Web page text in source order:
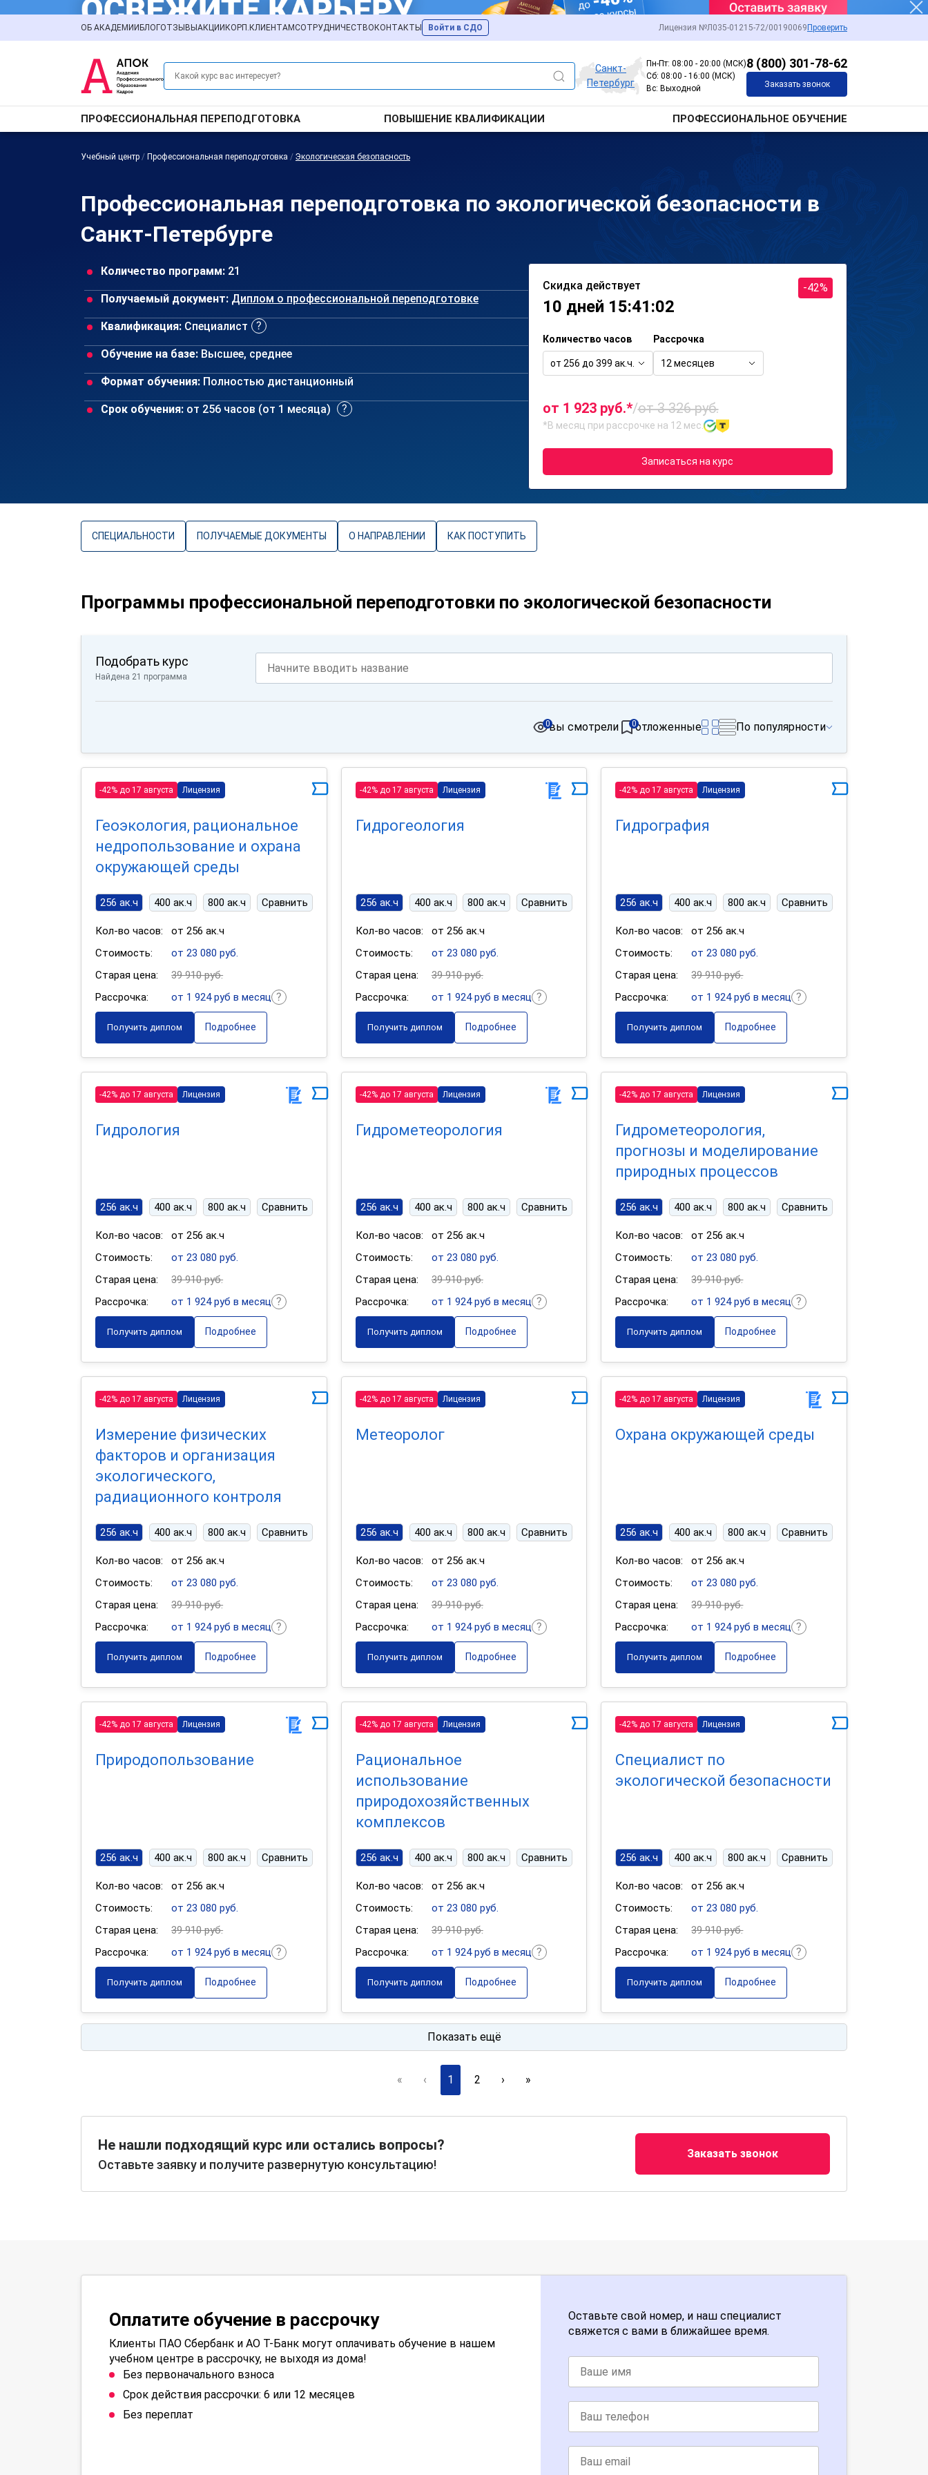
ОБ АКАДЕМИИ БЛОГОТЗЫВЫ АКЦИИ КОРП.КЛИЕНТАМСОТРУДНИЧЕСТВО КОНТАКТЫ Войти в СДО Лицензия №Л035-01215-72/00190069 Проверить
Санкт-
Петербург
Пн-Пт: 08:00 - 20:00 (МСК)
Сб: 08:00 - 16:00 (МСК)
Вс: Выходной
8 (800) 301-78-62
Заказать звонок
ПРОФЕССИОНАЛЬНАЯ ПЕРЕПОДГОТОВКА ПОВЫШЕНИЕ КВАЛИФИКАЦИИ ПРОФЕССИОНАЛЬНОЕ ОБУЧЕНИЕ
Учебный центр / Профессиональная переподготовка / Экологическая безопасность
Профессиональная переподготовка по экологической безопасности в
Санкт-Петербурге
Количество программ: 21
Получаемый документ: Диплом о профессиональной переподготовке
Квалификация: Специалист
Обучение на базе: Высшее, среднее
Формат обучения: Полностью дистанционный
Срок обучения: от 256 часов (от 1 месяца)
Скидка действует
10 дней 15:41:02
-42%
Количество часов
от 256 до 399 ак.ч.
Рассрочка
12 месяцев
от 1 923 руб.*/от 3 326 руб.
*В месяц при рассрочке на 12 мес.
Записаться на курс
СПЕЦИАЛЬНОСТИ ПОЛУЧАЕМЫЕ ДОКУМЕНТЫ О НАПРАВЛЕНИИ КАК ПОСТУПИТЬ
Программы профессиональной переподготовки по экологической безопасности
Подобрать курс
Найдена 21 программа
вы смотрели
0 отложенные
0 По популярности
-42% до 17 августа Лицензия
Геоэкология, рациональное
недропользование и охрана
окружающей среды
256 ак.ч 400 ак.ч 800 ак.ч Сравнить
Кол-во часов:
от 256 ак.ч
Стоимость:
от 23 080 руб.
Старая цена:
39 910 руб.
Рассрочка:
от 1 924 руб в месяц
Получить диплом Подробнее
-42% до 17 августа Лицензия
Гидрогеология
256 ак.ч 400 ак.ч 800 ак.ч Сравнить
Кол-во часов:
от 256 ак.ч
Стоимость:
от 23 080 руб.
Старая цена:
39 910 руб.
Рассрочка:
от 1 924 руб в месяц
Получить диплом Подробнее
-42% до 17 августа Лицензия
Гидрография
256 ак.ч 400 ак.ч 800 ак.ч Сравнить
Кол-во часов:
от 256 ак.ч
Стоимость:
от 23 080 руб.
Старая цена:
39 910 руб.
Рассрочка:
от 1 924 руб в месяц
Получить диплом Подробнее
-42% до 17 августа Лицензия
Гидрология
256 ак.ч 400 ак.ч 800 ак.ч Сравнить
Кол-во часов:
от 256 ак.ч
Стоимость:
от 23 080 руб.
Старая цена:
39 910 руб.
Рассрочка:
от 1 924 руб в месяц
Получить диплом Подробнее
-42% до 17 августа Лицензия
Гидрометеорология
256 ак.ч 400 ак.ч 800 ак.ч Сравнить
Кол-во часов:
от 256 ак.ч
Стоимость:
от 23 080 руб.
Старая цена:
39 910 руб.
Рассрочка:
от 1 924 руб в месяц
Получить диплом Подробнее
-42% до 17 августа Лицензия
Гидрометеорология,
прогнозы и моделирование
природных процессов
256 ак.ч 400 ак.ч 800 ак.ч Сравнить
Кол-во часов:
от 256 ак.ч
Стоимость:
от 23 080 руб.
Старая цена:
39 910 руб.
Рассрочка:
от 1 924 руб в месяц
Получить диплом Подробнее
-42% до 17 августа Лицензия
Измерение физических
факторов и организация
экологического,
радиационного контроля
256 ак.ч 400 ак.ч 800 ак.ч Сравнить
Кол-во часов:
от 256 ак.ч
Стоимость:
от 23 080 руб.
Старая цена:
39 910 руб.
Рассрочка:
от 1 924 руб в месяц
Получить диплом Подробнее
-42% до 17 августа Лицензия
Метеоролог
256 ак.ч 400 ак.ч 800 ак.ч Сравнить
Кол-во часов:
от 256 ак.ч
Стоимость:
от 23 080 руб.
Старая цена:
39 910 руб.
Рассрочка:
от 1 924 руб в месяц
Получить диплом Подробнее
-42% до 17 августа Лицензия
Охрана окружающей среды
256 ак.ч 400 ак.ч 800 ак.ч Сравнить
Кол-во часов:
от 256 ак.ч
Стоимость:
от 23 080 руб.
Старая цена:
39 910 руб.
Рассрочка:
от 1 924 руб в месяц
Получить диплом Подробнее
-42% до 17 августа Лицензия
Природопользование
256 ак.ч 400 ак.ч 800 ак.ч Сравнить
Кол-во часов:
от 256 ак.ч
Стоимость:
от 23 080 руб.
Старая цена:
39 910 руб.
Рассрочка:
от 1 924 руб в месяц
Получить диплом Подробнее
-42% до 17 августа Лицензия
Рациональное
использование
природохозяйственных
комплексов
256 ак.ч 400 ак.ч 800 ак.ч Сравнить
Кол-во часов:
от 256 ак.ч
Стоимость:
от 23 080 руб.
Старая цена:
39 910 руб.
Рассрочка:
от 1 924 руб в месяц
Получить диплом Подробнее
-42% до 17 августа Лицензия
Специалист по
экологической безопасности
256 ак.ч 400 ак.ч 800 ак.ч Сравнить
Кол-во часов:
от 256 ак.ч
Стоимость:
от 23 080 руб.
Старая цена:
39 910 руб.
Рассрочка:
от 1 924 руб в месяц
Получить диплом Подробнее
Показать ещё
« ‹ 1 2 › »
Не нашли подходящий курс или остались вопросы?
Оставьте заявку и получите развернутую консультацию!
Заказать звонок
Оплатите обучение в рассрочку
Клиенты ПАО Сбербанк и АО Т-Банк могут оплачивать обучение в нашем
учебном центре в рассрочку, не выходя из дома!
Без первоначального взноса
Срок действия рассрочки: 6 или 12 месяцев
Без переплат
Оставьте свой номер, и наш специалист
свяжется с вами в ближайшее время.